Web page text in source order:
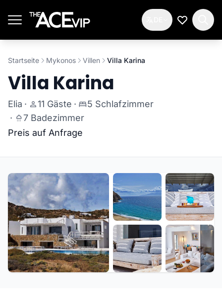
Meine
Startseite Mykonos Villen Villa Karina
Villa Karina
Elia · 11 Gäste ·
5 Schlafzimmer
·
7 Badezimmer
Preis auf Anfrage